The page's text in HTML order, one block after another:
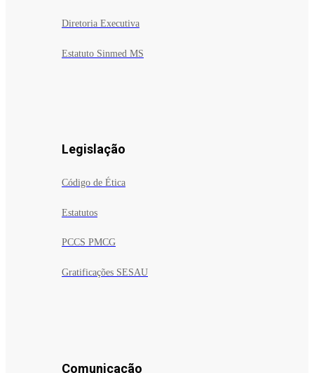
Diretoria Executiva
Estatuto Sinmed MS
Legislação
Código de Ética
Estatutos
PCCS PMCG
Gratificações SESAU
Comunicação